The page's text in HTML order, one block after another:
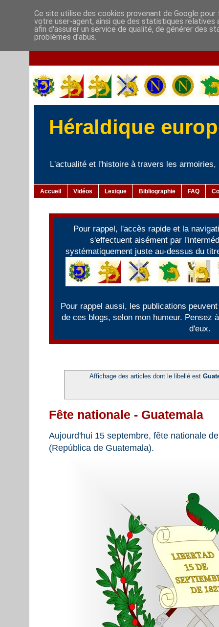
Héraldique
L'actualité et l'histoire à travers les
Accueil Vidéos Lexique Bibliographie FAQ
Pour rappel, l'accès rapide et la
s'effectuent aisément par
systématiquement juste au-dessus du
Pour rappel aussi, les publications
de ces blogs, selon mon humeur. Pensez
d'eux.
Affichage des articles dont le libellé est
Fête nationale - Guatemala
Aujourd'hui 15 septembre, fête nationale
(República de Guatemala).
Ce site utilise des cookies provenant de Google
votre user-agent, ainsi que des statistiques
afin d'assurer un service de qualité, de générer des
problèmes d'abus.